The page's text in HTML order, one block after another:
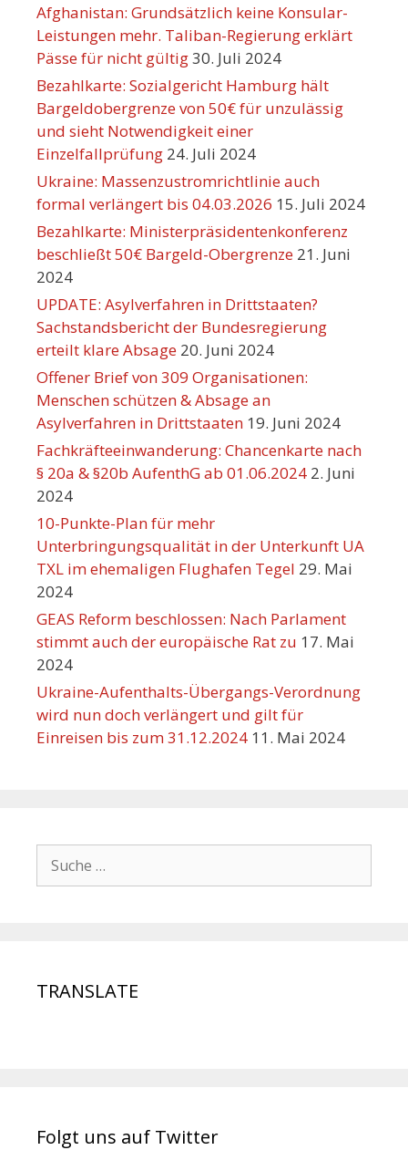
Afghanistan: Grundsätzlich keine Konsular-
Leistungen mehr. Taliban-Regierung erklärt
Pässe für nicht gültig30. Juli 2024
Bezahlkarte: Sozialgericht Hamburg hält
Bargeldobergrenze von 50€ für unzulässig
und sieht Notwendigkeit einer
Einzelfallprüfung 24. Juli 2024
Ukraine: Massenzustromrichtlinie auch
formal verlängert bis 04.03.2026 15. Juli 2024
Bezahlkarte: Ministerpräsidentenkonferenz
beschließt 50€ Bargeld-Obergrenze 21. Juni
2024
UPDATE: Asylverfahren in Drittstaaten?
Sachstandsbericht der Bundesregierung
erteilt klare Absage 20. Juni 2024
Offener Brief von 309 Organisationen:
Menschen schützen & Absage an
Asylverfahren in Drittstaaten 19. Juni 2024
Fachkräfteeinwanderung: Chancenkarte nach
§ 20a & §20b AufenthG ab 01.06.2024 2. Juni
2024
10-Punkte-Plan für mehr
Unterbringungsqualität in der Unterkunft UA
TXL im ehemaligen Flughafen Tegel 29. Mai
2024
GEAS Reform beschlossen: Nach Parlament
stimmt auch der europäische Rat zu 17. Mai
2024
Ukraine-Aufenthalts-Übergangs-Verordnung
wird nun doch verlängert und gilt für
Einreisen bis zum 31.12.2024 11. Mai 2024
TRANSLATE
Folgt uns auf Twitter